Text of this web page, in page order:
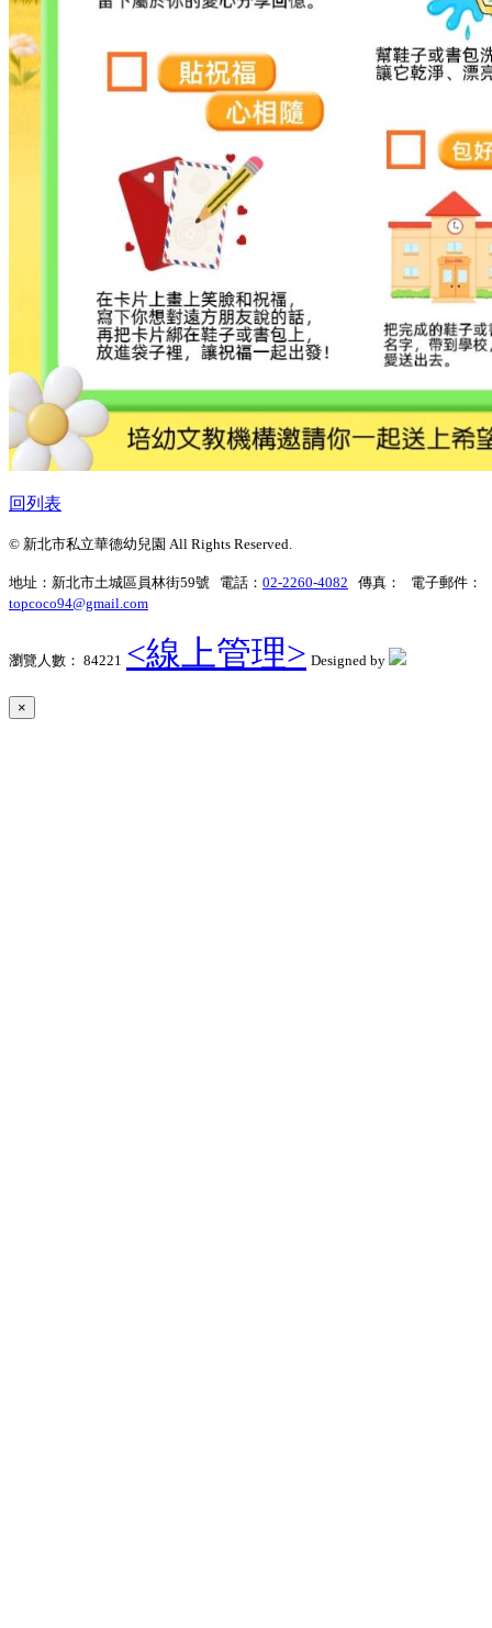
回列表
© 新北市私立華德幼兒園 All Rights Reserved.
地址：新北市土城區員林街59號 電話： 02-2260-4082 傳真： 電子郵件：
topcoco94@gmail.com
瀏覽人數： 84221 <線上管理> Designed by
×